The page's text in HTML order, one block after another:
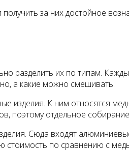
за них достойное
разделить их по типам.
а какие можно смешивать.
изделия. К ним относятся
поэтому отдельное
Сюда входят
по сравнению с